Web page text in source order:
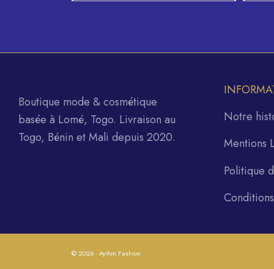
Boutique mode & cosmétique
basée à Lomé, Togo. Livraison au
Togo, Bénin et Mali depuis 2020.
Notre
Mentions
Politique
© 2026 - Ay'Am Fashion